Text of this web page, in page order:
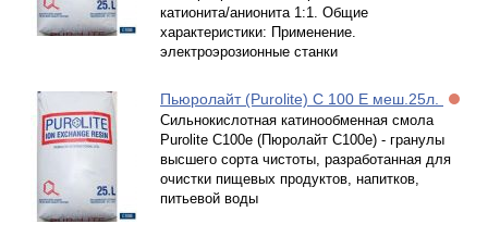
катионита/анионита 1:1. Общие
характеристики: Применение.
электроэрозионные станки
Пьюролайт (Purolite) C 100 Е меш.25л.
Сильнокислотная катинообменная смола
Purolite C100e (Пюролайт C100е) - гранулы
высшего сорта чистоты, разработанная для
очистки пищевых продуктов, напитков,
питьевой воды